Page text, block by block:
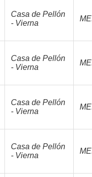
Casa de Pellón
- Vierna
Casa de Pellón
- Vierna
Casa de Pellón
- Vierna
Casa de Pellón
- Vierna